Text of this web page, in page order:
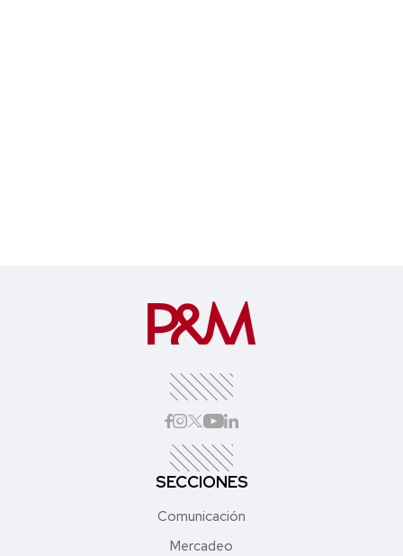
SECCIONES
Comunicación
Mercadeo